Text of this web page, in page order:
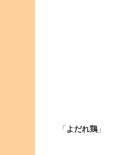
「 よだれ鶏 」